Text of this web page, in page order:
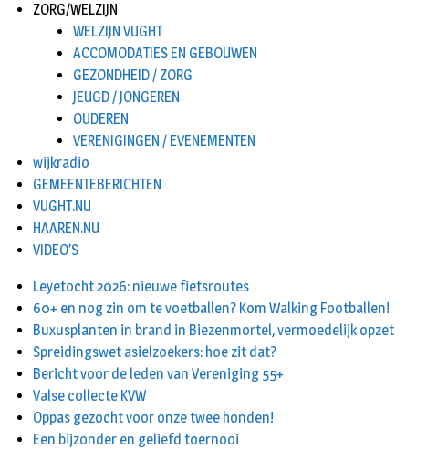
ZORG/WELZIJN
WELZIJN VUGHT
ACCOMODATIES EN GEBOUWEN
GEZONDHEID / ZORG
JEUGD / JONGEREN
OUDEREN
VERENIGINGEN / EVENEMENTEN
wijkradio
GEMEENTEBERICHTEN
VUGHT.NU
HAAREN.NU
VIDEO’S
Leyetocht 2026: nieuwe fietsroutes
60+ en nog zin om te voetballen? Kom Walking Footballen!
Buxusplanten in brand in Biezenmortel, vermoedelijk opzet
Spreidingswet asielzoekers: hoe zit dat?
Bericht voor de leden van Vereniging 55+
Valse collecte KVW
Oppas gezocht voor onze twee honden!
Een bijzonder en geliefd toernooi